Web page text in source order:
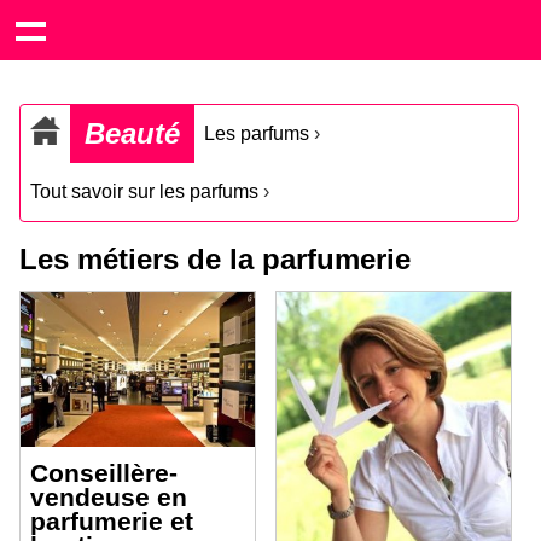
Beauté Les parfums ›
Tout savoir sur les parfums ›
Les métiers de la parfumerie
Conseillère-
vendeuse en
parfumerie et